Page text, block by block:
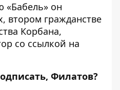
«Бабель» он
втором гражданстве
Корбана,
со ссылкой на
Филатов?